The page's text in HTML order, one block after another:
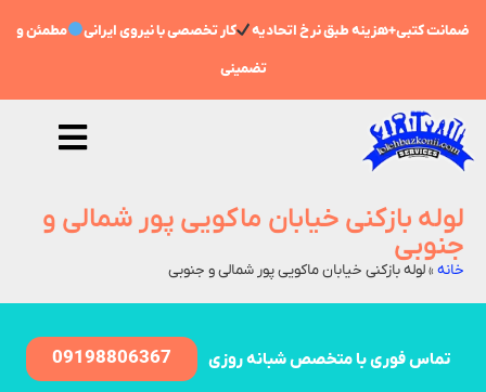
ضمانت کتبی+هزینه طبق نرخ اتحادیه کار تخصصی با نیروی ایرانی مطمئن و
تضمینی
لوله بازکنی خیابان ماکویی پور شمالی و
جنوبی
خانه »لوله بازکنی خیابان ماکویی پور شمالی و جنوبی
تماس فوری با متخصص شبانه روزی 09198806367